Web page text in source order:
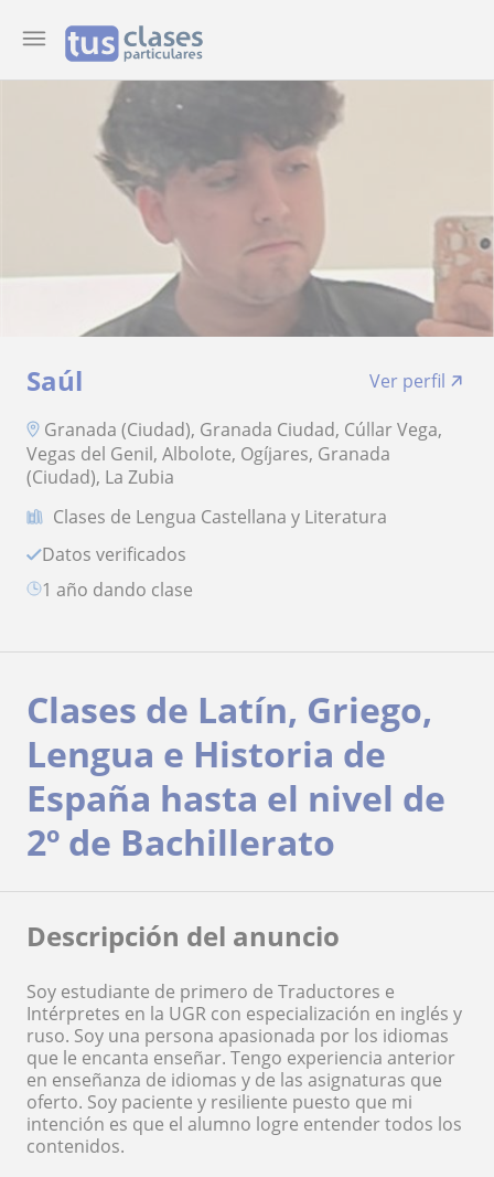
Saúl
Ver perfil
Granada (Ciudad), Granada Ciudad, Cúllar Vega,
Vegas del Genil, Albolote, Ogíjares, Granada
(Ciudad), La Zubia
Clases de Lengua Castellana y Literatura
Datos verificados
1 año dando clase
Clases de Latín, Griego,
Lengua e Historia de
España hasta el nivel de
2º de Bachillerato
Descripción del anuncio
Soy estudiante de primero de Traductores e
Intérpretes en la UGR con especialización en inglés y
ruso. Soy una persona apasionada por los idiomas
que le encanta enseñar. Tengo experiencia anterior
en enseñanza de idiomas y de las asignaturas que
oferto. Soy paciente y resiliente puesto que mi
intención es que el alumno logre entender todos los
contenidos.